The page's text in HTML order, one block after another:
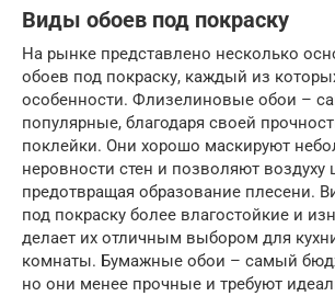
Виды обоев под покраску
На рынке представлено несколько
обоев под покраску, каждый из
особенности. Флизелиновые обои –
популярные, благодаря своей
поклейки. Они хорошо маскируют
неровности стен и позволяют воздуху
предотвращая образование плесени.
под покраску более влагостойкие и
делает их отличным выбором для
комнаты. Бумажные обои – самый
но они менее прочные и требуют